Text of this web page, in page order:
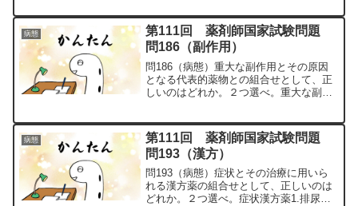
遊離チロキシン（FT4）2.8ng/dLであ
り、...
病態
第111回 薬剤師国家試験問題
問186（副作用）
問186（病態）重大な副作用とその原因
となる代表的薬物との組合せとして、正
しいのはどれか。２つ選べ。重大な副作
剤3.間質性肺炎メチルプレドニゾロン4.
出血性膀胱炎メ...
病態
第111回 薬剤師国家試験問題
問193（漢方）
問193（病態）症状とその治療に用いら
れる漢方薬の組合せとして、正しいのは
どれか。２つ選べ。症状漢方薬1.排尿困